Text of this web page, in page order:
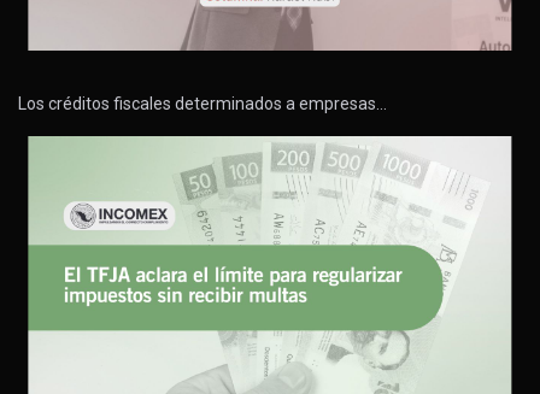
Los créditos fiscales determinados a empresas…